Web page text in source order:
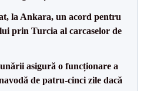
la Ankara, un acord pentru
prin Turcia al carcaselor de
asigură o funcționare a
de patru-cinci zile dacă